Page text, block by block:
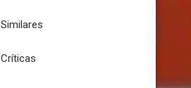
Similares
Críticas